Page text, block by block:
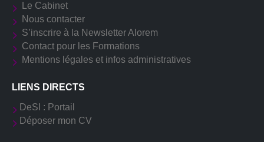
Le Cabinet
Nous contacter
S’inscrire à la Newsletter Alorem
Contact pour les Formations
Mentions légales et infos administratives
LIENS DIRECTS
DeSI : Portail
Déposer mon CV